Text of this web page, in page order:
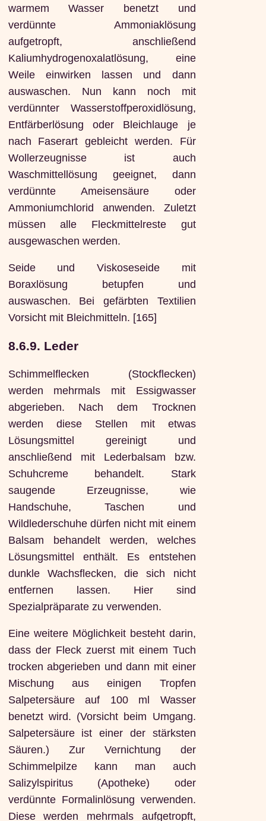
warmem Wasser benetzt und
verdünnte Ammoniaklösung
aufgetropft, anschließend
Kaliumhydrogenoxalatlösung, eine
Weile einwirken lassen und dann
auswaschen. Nun kann noch mit
verdünnter Wasserstoffperoxidlösung,
Entfärberlösung oder Bleichlauge je
nach Faserart gebleicht werden. Für
Wollerzeugnisse ist auch
Waschmittellösung geeignet, dann
verdünnte Ameisensäure oder
Ammoniumchlorid anwenden. Zuletzt
müssen alle Fleckmittelreste gut
ausgewaschen werden.
Seide und Viskoseseide mit
Boraxlösung betupfen und
auswaschen. Bei gefärbten Textilien
Vorsicht mit Bleichmitteln. [165]
8.6.9. Leder
Schimmelflecken (Stockflecken)
werden mehrmals mit Essigwasser
abgerieben. Nach dem Trocknen
werden diese Stellen mit etwas
Lösungsmittel gereinigt und
anschließend mit Lederbalsam bzw.
Schuhcreme behandelt. Stark
saugende Erzeugnisse, wie
Handschuhe, Taschen und
Wildlederschuhe dürfen nicht mit einem
Balsam behandelt werden, welches
Lösungsmittel enthält. Es entstehen
dunkle Wachsflecken, die sich nicht
entfernen lassen. Hier sind
Spezialpräparate zu verwenden.
Eine weitere Möglichkeit besteht darin,
dass der Fleck zuerst mit einem Tuch
trocken abgerieben und dann mit einer
Mischung aus einigen Tropfen
Salpetersäure auf 100 ml Wasser
benetzt wird. (Vorsicht beim Umgang.
Salpetersäure ist einer der stärksten
Säuren.) Zur Vernichtung der
Schimmelpilze kann man auch
Salizylspiritus (Apotheke) oder
verdünnte Formalinlösung verwenden.
Diese werden mehrmals aufgetropft,